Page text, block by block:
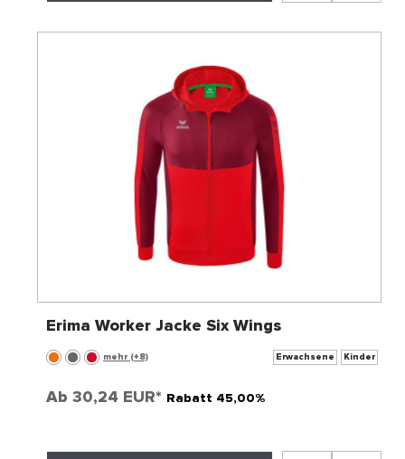
Erima Worker Jacke Six Wings
mehr (+8) Erwachsene Kinder
Ab 30,24 EUR* Rabatt 45,00%